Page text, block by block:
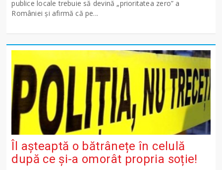
publice locale trebuie să devină „prioritatea zero” a
României și afirmă că pe...
Îl așteaptă o bătrânețe în celulă
după ce și-a omorât propria soție!